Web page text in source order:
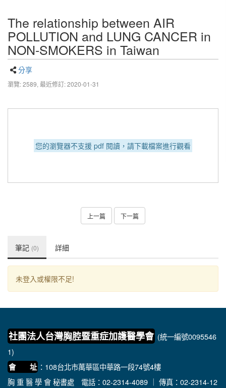
The relationship between AIR
POLLUTION and LUNG CANCER in
NON-SMOKERS in Taiwan
分享
瀏覽: 2589, 最近修訂: 2020-01-31
您的瀏覽器不支援 pdf 閱讀，請下載檔案進行觀看
上一篇 下一篇
筆記 (0) 詳細
未登入或權限不足!
社團法人台灣胸腔暨重症加護醫學會 (統一編號0095546
1)
會 址 ：108台北市萬華區中華路一段74號4樓
胸 重 醫 學 會 秘書處 電話：02-2314-4089 ｜ 傳真：02-2314-12